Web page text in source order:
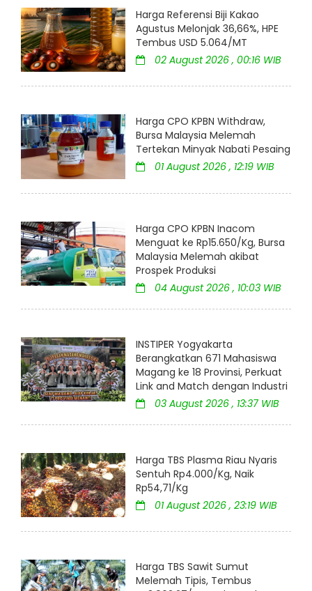
Harga Referensi Biji Kakao
Agustus Melonjak 36,66%, HPE
Tembus USD 5.064/MT
02 August 2026 , 00:16 WIB
Harga CPO KPBN Withdraw,
Bursa Malaysia Melemah
Tertekan Minyak Nabati Pesaing
01 August 2026 , 12:19 WIB
Harga CPO KPBN Inacom
Menguat ke Rp15.650/Kg, Bursa
Malaysia Melemah akibat
Prospek Produksi
04 August 2026 , 10:03 WIB
INSTIPER Yogyakarta
Berangkatkan 671 Mahasiswa
Magang ke 18 Provinsi, Perkuat
Link and Match dengan Industri
03 August 2026 , 13:37 WIB
Harga TBS Plasma Riau Nyaris
Sentuh Rp4.000/Kg, Naik
Rp54,71/Kg
01 August 2026 , 23:19 WIB
Harga TBS Sawit Sumut
Melemah Tipis, Tembus